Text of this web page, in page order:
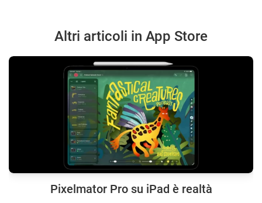
Altri articoli in App Store
Pixelmator Pro su iPad è realtà